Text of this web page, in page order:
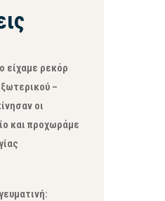
είχαμε ρεκόρ
–
οι
και προχωράμε